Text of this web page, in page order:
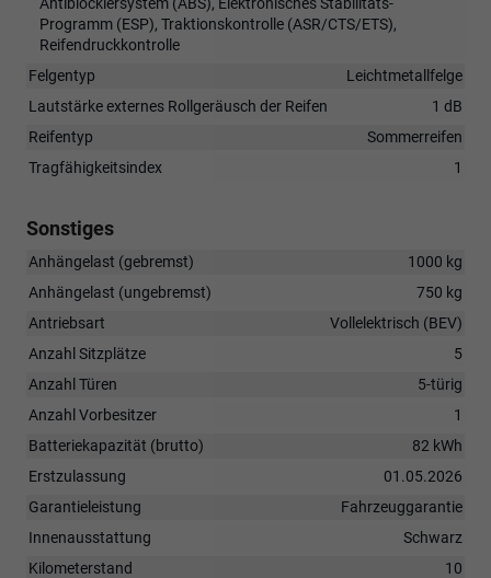
Programm (ESP), Traktionskontrolle (ASR/CTS/ETS),
Reifendruckkontrolle
Felgentyp
Leichtmetallfelge
Lautstärke externes Rollgeräusch der Reifen
1 dB
Reifentyp
Sommerreifen
Tragfähigkeitsindex
1
Sonstiges
Anhängelast (gebremst)
1000 kg
Anhängelast (ungebremst)
750 kg
Antriebsart
Vollelektrisch (BEV)
Anzahl Sitzplätze
5
Anzahl Türen
5-türig
Anzahl Vorbesitzer
1
Batteriekapazität (brutto)
82 kWh
Erstzulassung
01.05.2026
Garantieleistung
Fahrzeuggarantie
Innenausstattung
Schwarz
Kilometerstand
10